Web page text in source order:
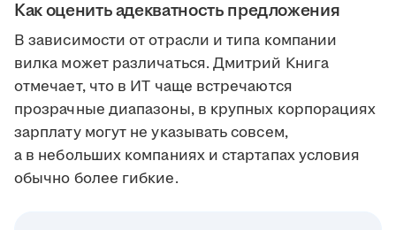
Как оценить адекватность предложения
В зависимости от отрасли и типа компании
вилка может различаться. Дмитрий Книга
отмечает, что в ИТ чаще встречаются
прозрачные диапазоны, в крупных корпорациях
зарплату могут не указывать совсем,
а в небольших компаниях и стартапах условия
обычно более гибкие.